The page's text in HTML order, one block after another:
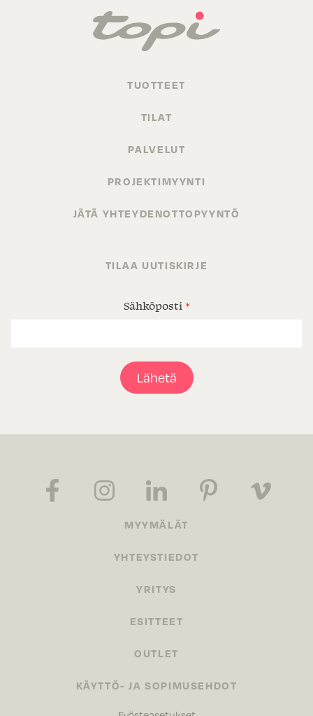
TUOTTEET
TILAT
PALVELUT
PROJEKTIMYYNTI
JÄTÄ YHTEYDENOTTOPYYNTÖ
TILAA UUTISKIRJE
Sähköposti *
Lähetä
MYYMÄLÄT
YHTEYSTIEDOT
YRITYS
ESITTEET
OUTLET
KÄYTTÖ- JA SOPIMUSEHDOT